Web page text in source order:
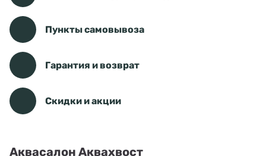
Пункты самовывоза
Гарантия и возврат
Скидки и акции
Аквасалон Аквахвост